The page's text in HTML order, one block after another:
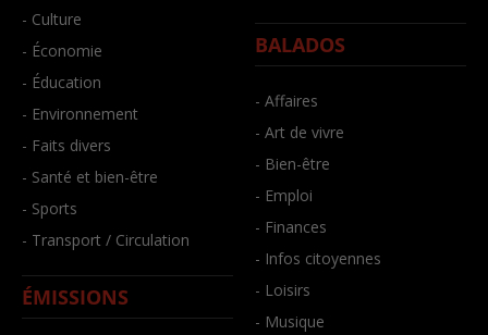
- Culture
- Économie
- Éducation
- Environnement
- Faits divers
- Santé et bien-être
- Sports
- Transport / Circulation
ÉMISSIONS
BALADOS
- Affaires
- Art de vivre
- Bien-être
- Emploi
- Finances
- Infos citoyennes
- Loisirs
- Musique